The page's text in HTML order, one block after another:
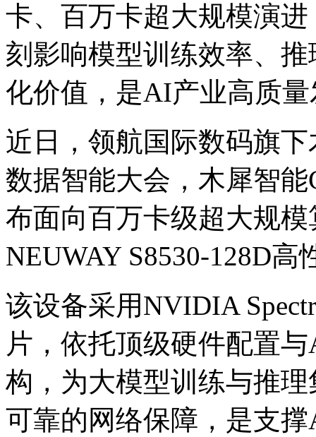
卡、百万卡超大规模演进
刻影响模型训练效率
化价值，是AI产业高质
近日，领航国际数码旗
数据智能大会，木犀智
布面向百万卡级超大规
NEUWAY S8530-128D
该设备采用NVIDIA
片，依托顶级硬件配
构，为大模型训练与推理
可靠的网络保障，是